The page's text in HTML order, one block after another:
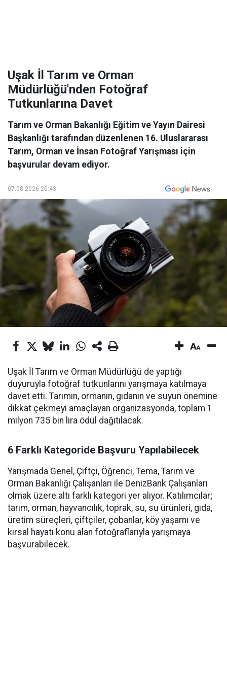
Uşak İl Tarım ve Orman
Müdürlüğü'nden Fotoğraf
Tutkunlarına Davet
Tarım ve Orman Bakanlığı Eğitim ve Yayın Dairesi
Başkanlığı tarafından düzenlenen 16. Uluslararası
Tarım, Orman ve İnsan Fotoğraf Yarışması için
başvurular devam ediyor.
07.08.2026 20:43
Uşak İl Tarım ve Orman Müdürlüğü de yaptığı
duyuruyla fotoğraf tutkunlarını yarışmaya katılmaya
davet etti. Tarımın, ormanın, gıdanın ve suyun önemine
dikkat çekmeyi amaçlayan organizasyonda, toplam 1
milyon 735 bin lira ödül dağıtılacak.
6 Farklı Kategoride Başvuru Yapılabilecek
Yarışmada Genel, Çiftçi, Öğrenci, Tema, Tarım ve
Orman Bakanlığı Çalışanları ile DenizBank Çalışanları
olmak üzere altı farklı kategori yer alıyor. Katılımcılar;
tarım, orman, hayvancılık, toprak, su, su ürünleri, gıda,
üretim süreçleri, çiftçiler, çobanlar, köy yaşamı ve
kırsal hayatı konu alan fotoğraflarıyla yarışmaya
başvurabilecek.